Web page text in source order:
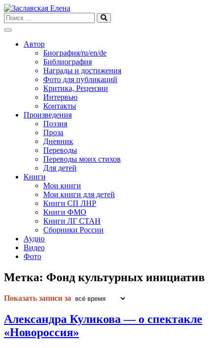
Skip
to
content
Автор
Биография/ru/en/de
Библиография
Награды и достижения
Фото для публикаций
Критика, Рецензии
Интервью
Контакты
Произведения
Поэзия
Проза
Дневник
Переводы
Переводы моих стихов
Для детей
Книги
Мои книги
Мои книги для детей
Книги СП ЛНР
Книги ФМО
Книги ЛГ СТАН
Сборники России
Аудио
Видео
Фото
Метка: Фонд культурных инициатив
Показать записи за
Александра Куликова — о спектакле
«Новороссия»